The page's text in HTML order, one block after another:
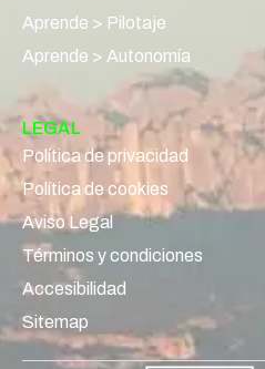
Aprende > Pilotaje
Aprende > Autonomía
LEGAL
Política de privacidad
Política de cookies
Aviso Legal
Términos y condiciones
Accesibilidad
Sitemap